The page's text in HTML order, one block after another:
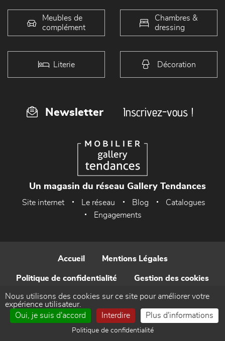
Meubles de
complément
Chambres &
dressing
Literie Décoration
Newsletter Inscrivez-vous !
Un magasin du réseau Gallery Tendances
Site internet Le réseau Blog
Catalogues
Engagements
Accueil Mentions Légales
Politique de confidentialité Gestion des cookies
Contact
Réalisé par WEB Enseignes
Nous utilisons des cookies sur ce site pour améliorer votre
expérience utilisateur.
Oui, je suis d'accord
Interdire Plus d'informations
Politique de confidentialité